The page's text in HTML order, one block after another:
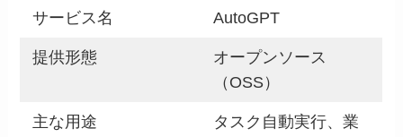
サービス名 AutoGPT
提供形態
オープンソース
（OSS）
主な用途
タスク自動実行、業